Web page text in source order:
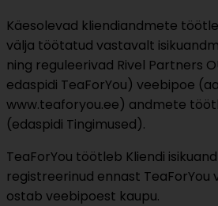
Käesolevad kliendiandmete
välja töötatud vastavalt
ning reguleerivad Rivel Partners
edaspidi TeaForYou) veebipoe
www.teaforyou.ee) andmete
(edaspidi Tingimused).
TeaForYou töötleb Kliendi
registreerinud ennast TeaForYou
ostab veebipoest kaupu.